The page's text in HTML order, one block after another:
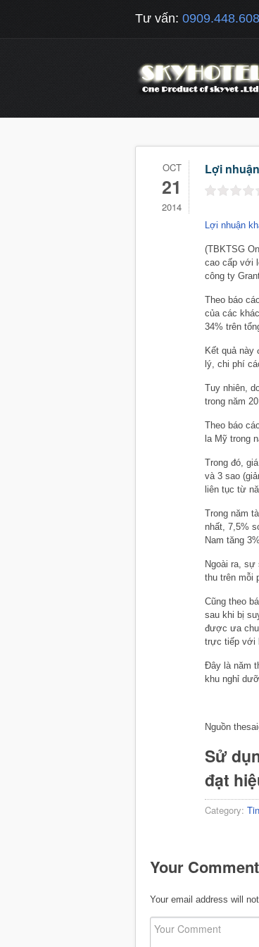
Tư vấn: 0909.448.608
OCT
21
2014
Lợi
Lợi nhuận
(TBKTSG
cao cấp với
công ty
Theo báo
của các
34% trên
Kết quả này
lý, chi phí
Tuy nhiên,
trong năm
Theo báo
la Mỹ trong
Trong đó,
và 3 sao
liên tục từ
Trong năm
nhất, 7,5%
Nam tăng
Ngoài ra, sự
thu trên mỗi
Cũng theo
sau khi bị
được ưa
trực tiếp với
Đây là năm
khu nghỉ
Nguồn
Sử
đạt
Category:
Your Comment
Your email address will